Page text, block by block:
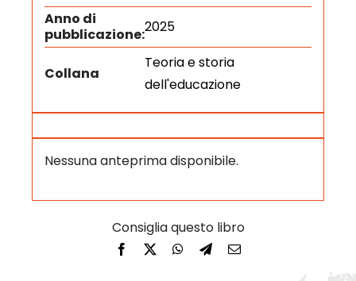
Anno di
pubblicazione:2025
Collana
Teoria e storia
dell'educazione
Nessuna anteprima disponibile.